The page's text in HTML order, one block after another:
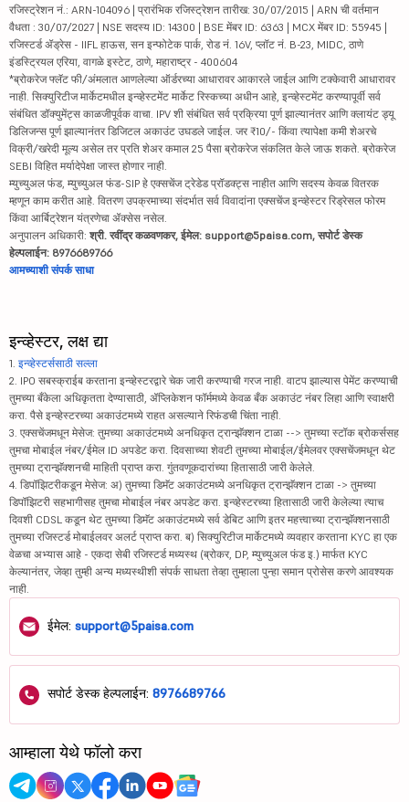
रजिस्ट्रेशन नं.: ARN-104096 | प्रारंभिक रजिस्ट्रेशन तारीख: 30/07/2015 | ARN ची वर्तमान
वैधता : 30/07/2027 | NSE सदस्य ID: 14300 | BSE मेंबर ID: 6363 | MCX मेंबर ID: 55945 |
रजिस्टर्ड ॲड्रेस - IIFL हाऊस, सन इन्फोटेक पार्क, रोड नं. 16V, प्लॉट नं. B-23, MIDC, ठाणे
इंडस्ट्रियल एरिया, वागळे इस्टेट, ठाणे, महाराष्ट्र - 400604
*ब्रोकरेज फ्लॅट फी/अंमलात आणलेल्या ऑर्डरच्या आधारावर आकारले जाईल आणि टक्केवारी आधारावर
नाही. सिक्युरिटीज मार्केटमधील इन्व्हेस्टमेंट मार्केट रिस्कच्या अधीन आहे, इन्व्हेस्टमेंट करण्यापूर्वी सर्व
संबंधित डॉक्युमेंट्स काळजीपूर्वक वाचा. IPV शी संबंधित सर्व प्रक्रिया पूर्ण झाल्यानंतर आणि क्लायंट ड्यू
डिलिजन्स पूर्ण झाल्यानंतर डिजिटल अकाउंट उघडले जाईल. जर ₹10/- किंवा त्यापेक्षा कमी शेअरचे
विक्री/खरेदी मूल्य असेल तर प्रति शेअर कमाल 25 पैसा ब्रोकरेज संकलित केले जाऊ शकते. ब्रोकरेज
SEBI विहित मर्यादेपेक्षा जास्त होणार नाही.
म्युच्युअल फंड, म्युच्युअल फंड-SIP हे एक्सचेंज ट्रेडेड प्रॉडक्ट्स नाहीत आणि सदस्य केवळ वितरक
म्हणून काम करीत आहे. वितरण उपक्रमाच्या संदर्भात सर्व विवादांना एक्सचेंज इन्व्हेस्टर रिड्रेसल फोरम
किंवा आर्बिट्रेशन यंत्रणेचा ॲक्सेस नसेल.
अनुपालन अधिकारी: श्री. रवींद्र कळवणकर, ईमेल: support@5paisa.com, सपोर्ट डेस्क
हेल्पलाईन: 8976689766
आमच्याशी संपर्क साधा
इन्व्हेस्टर, लक्ष द्या
1. इन्व्हेस्टर्ससाठी सल्ला
2. IPO सबस्क्राईब करताना इन्व्हेस्टरद्वारे चेक जारी करण्याची गरज नाही. वाटप झाल्यास पेमेंट करण्याची
तुमच्या बँकेला अधिकृतता देण्यासाठी, ॲप्लिकेशन फॉर्ममध्ये केवळ बँक अकाउंट नंबर लिहा आणि स्वाक्षरी
करा. पैसे इन्व्हेस्टरच्या अकाउंटमध्ये राहत असल्याने रिफंडची चिंता नाही.
3. एक्सचेंजमधून मेसेज: तुमच्या अकाउंटमध्ये अनधिकृत ट्रान्झॅक्शन टाळा --> तुमच्या स्टॉक ब्रोकर्ससह
तुमचा मोबाईल नंबर/ईमेल ID अपडेट करा. दिवसाच्या शेवटी तुमच्या मोबाईल/ईमेलवर एक्सचेंजमधून थेट
तुमच्या ट्रान्झॅक्शनची माहिती प्राप्त करा. गुंतवणूकदारांच्या हितासाठी जारी केलेले.
4. डिपॉझिटरीकडून मेसेज: अ) तुमच्या डिमॅट अकाउंटमध्ये अनधिकृत ट्रान्झॅक्शन टाळा -> तुमच्या
डिपॉझिटरी सहभागीसह तुमचा मोबाईल नंबर अपडेट करा. इन्व्हेस्टरच्या हितासाठी जारी केलेल्या त्याच
दिवशी CDSL कडून थेट तुमच्या डिमॅट अकाउंटमध्ये सर्व डेबिट आणि इतर महत्त्वाच्या ट्रान्झॅक्शनसाठी
तुमच्या रजिस्टर्ड मोबाईलवर अलर्ट प्राप्त करा. ब) सिक्युरिटीज मार्केटमध्ये व्यवहार करताना KYC हा एक
वेळचा अभ्यास आहे - एकदा सेबी रजिस्टर्ड मध्यस्थ (ब्रोकर, DP, म्युच्युअल फंड इ.) मार्फत KYC
केल्यानंतर, जेव्हा तुम्ही अन्य मध्यस्थीशी संपर्क साधता तेव्हा तुम्हाला पुन्हा समान प्रोसेस करणे आवश्यक
नाही.
ईमेल: support@5paisa.com
सपोर्ट डेस्क हेल्पलाईन: 8976689766
आम्हाला येथे फॉलो करा